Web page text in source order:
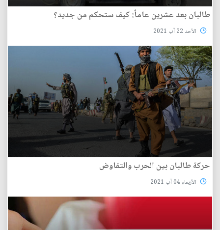
طالبان بعد عشرين عاماً: كيف ستحكم من جديد؟
الأحد 22 آب 2021
حركة طالبان بين الحرب والتفاوض
الأربعاء 04 آب 2021